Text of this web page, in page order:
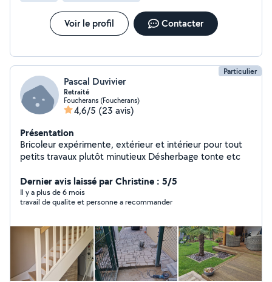
Voir le profil Contacter
Particulier
Pascal Duvivier
Retraité
Foucherans (Foucherans)
4,6/5 (23 avis)
Présentation
Bricoleur expérimente, extérieur et intérieur pour tout
petits travaux plutôt minutieux Désherbage tonte etc
Dernier avis laissé par Christine : 5/5
Il y a plus de 6 mois
travail de qualite et personne a recommander